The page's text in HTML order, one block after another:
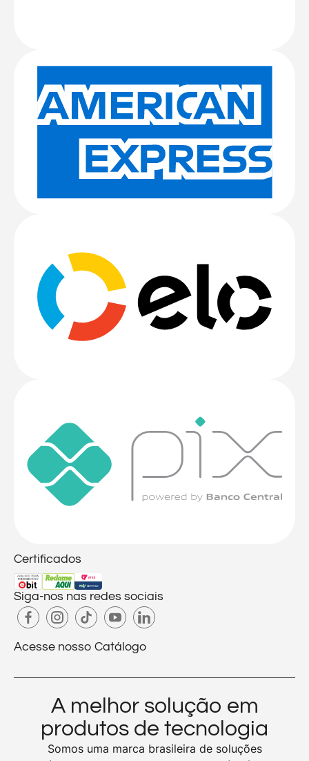
Certificados
Siga-nos nas redes sociais
Acesse nosso Catálogo
A melhor solução em
produtos de tecnologia
Somos uma marca brasileira de soluções